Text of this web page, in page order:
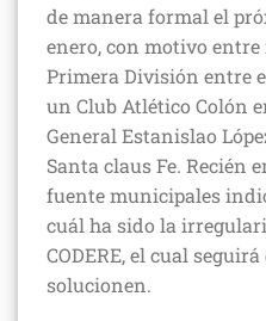
de manera formal el
enero, con motivo
Primera División entre
un Club Atlético Colón
General Estanislao
Santa claus Fe. Recién
fuente municipales
cuál ha sido la
CODERE, el cual
solucionen.